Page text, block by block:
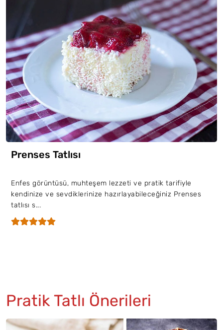
Prenses Tatlısı
Enfes görüntüsü, muhteşem lezzeti ve pratik tarifiyle
kendinize ve sevdiklerinize hazırlayabileceğiniz Prenses
tatlısı s...
Pratik Tatlı Önerileri